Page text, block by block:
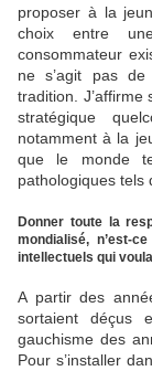
proposer à la
choix entre
consommateur
ne s’agit pas
tradition. J’affirme
stratégique
notamment à la
que le monde
pathologiques tels
Donner toute la
mondialisé, n’est-
intellectuels qui
A partir des
sortaient déçus
gauchisme des
Pour s’installer